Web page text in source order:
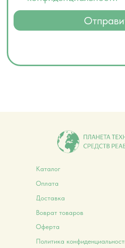
Политика
Оферта
Воврат товаров
Доставка
Оплата
Каталог